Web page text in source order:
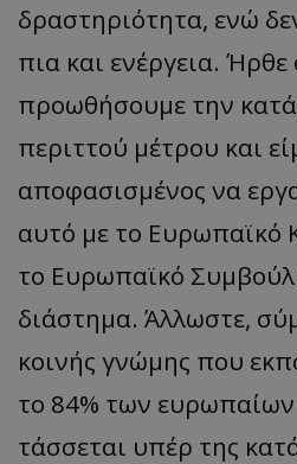
δραστηριότητα, ενώ
πια και ενέργεια. Ήρθε
προωθήσουμε την
περιττού μέτρου και
αποφασισμένος να
αυτό με το Ευρωπαϊκό
το Ευρωπαϊκό
διάστημα. Άλλωστε,
κοινής γνώμης που
το 84% των
τάσσεται υπέρ της